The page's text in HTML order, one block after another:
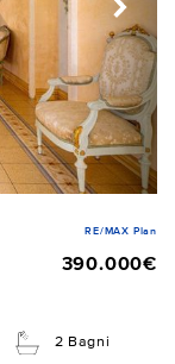
RE/MAX Plan
390.000€
2 Bagni